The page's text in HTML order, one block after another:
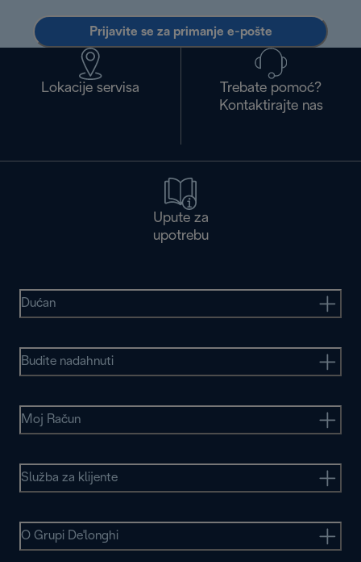
Prijavite se za primanje e-pošte
Lokacije servisa
Trebate pomoć?
Kontaktirajte nas
Upute za
upotrebu
Dućan
Budite nadahnuti
Moj Račun
Služba za klijente
O Grupi De'longhi